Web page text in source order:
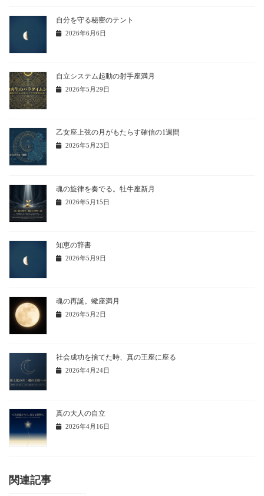
自分を守る秘密のテント
2026年6月6日
自立システム起動の射手座満月
2026年5月29日
乙女座上弦の月がもたらす確信の1週間
2026年5月23日
魂の旋律を奏でる。牡牛座新月
2026年5月15日
知恵の辞書
2026年5月9日
魂の再誕。蠍座満月
2026年5月2日
社会成功を捨てた時、真の王座に座る
2026年4月24日
真の大人の自立
2026年4月16日
関連記事